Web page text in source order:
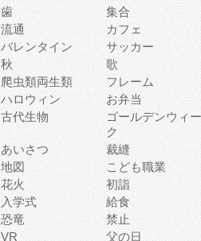
歯
集合
流通
カフェ
バレンタイン
サッカー
秋
歌
爬虫類両生類
フレーム
ハロウィン
お弁当
古代生物
ゴールデンウィー
ク
あいさつ
裁縫
地図
こども職業
花火
初詣
入学式
給食
恐竜
禁止
VR 父の日